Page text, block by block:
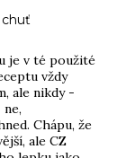
chuť
je v té použité
vždy
ale nikdy -
Chápu, že
ale CZ